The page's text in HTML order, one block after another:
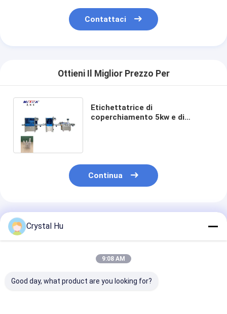
Contattaci
Ottieni Il Miglior Prezzo Per
Etichettatrice di
coperchiamento 5kw e di
Continua
Prodotti Raccomandati
Crystal Hu
9:08 AM
Good day, what product are you looking for?